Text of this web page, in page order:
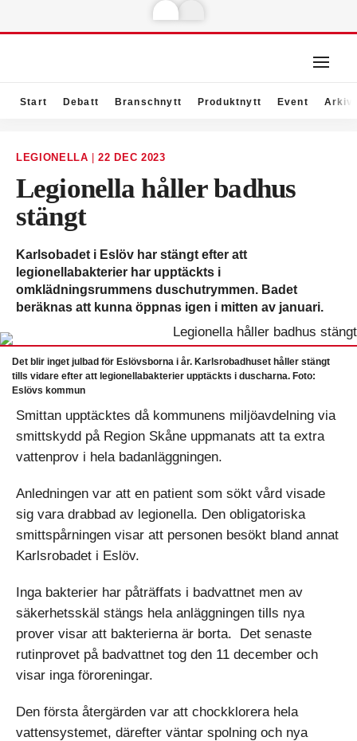
Start Debatt Branschnytt Produktnytt Event Arkiv
LEGIONELLA 22 DEC 2023
Legionella håller badhus
stängt
Karlsobadet i Eslöv har stängt efter att
legionellabakterier har upptäckts i
omklädningsrummens duschutrymmen. Badet
beräknas att kunna öppnas igen i mitten av januari.
Det blir inget julbad för Eslövsborna i år. Karlsrobadhuset håller stängt
tills vidare efter att legionellabakterier upptäckts i duscharna. Foto:
Eslövs kommun
Smittan upptäcktes då kommunens miljöavdelning via
smittskydd på Region Skåne uppmanats att ta extra
vattenprov i hela badanläggningen.
Anledningen var att en patient som sökt vård visade
sig vara drabbad av legionella. Den obligatoriska
smittspårningen visar att personen besökt bland annat
Karlsrobadet i Eslöv.
Inga bakterier har påträffats i badvattnet men av
säkerhetsskäl stängs hela anläggningen tills nya
prover visar att bakterierna är borta. Det senaste
rutinprovet på badvattnet tog den 11 december och
visar inga föroreningar.
Den första återgärden var att chockklorera hela
vattensystemet, därefter väntar spolning och nya